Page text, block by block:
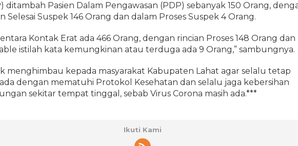
ditambah Pasien Dalam Pengawasan (PDP) sebanyak 150 Orang,
Selesai Suspek 146 Orang dan dalam Proses Suspek 4 Orang.
Kontak Erat ada 466 Orang, dengan rincian Proses 148 Orang dan
istilah kata kemungkinan atau terduga ada 9 Orang,” sambungnya.
menghimbau kepada masyarakat Kabupaten Lahat agar selalu tetap
dengan mematuhi Protokol Kesehatan dan selalu jaga kebersihan
sekitar tempat tinggal, sebab Virus Corona masih ada.***
Ikuti Kami